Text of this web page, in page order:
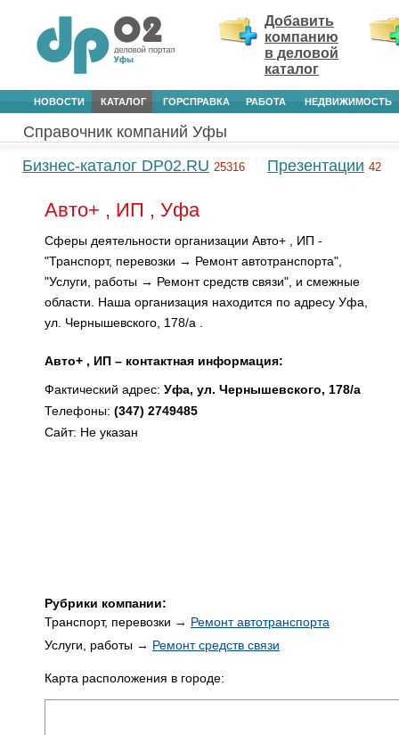
Добавить
компанию
в деловой
каталог
НОВОСТИ КАТАЛОГ ГОРСПРАВКА РАБОТА НЕДВИЖИМОСТЬ
Справочник компаний Уфы
Бизнес-каталог DP02.RU 25316 Презентации 42
Авто+ , ИП , Уфа
Сферы деятельности организации Авто+ , ИП -
"Транспорт, перевозки → Ремонт автотранспорта",
"Услуги, работы → Ремонт средств связи", и смежные
области. Наша организация находится по адресу Уфа,
ул. Чернышевского, 178/а .
Авто+ , ИП – контактная информация:
Фактический адрес: Уфа, ул. Чернышевского, 178/а
Телефоны: (347) 2749485
Сайт: Не указан
Рубрики компании:
Транспорт, перевозки → Ремонт автотранспорта
Услуги, работы → Ремонт средств связи
Карта расположения в городе: